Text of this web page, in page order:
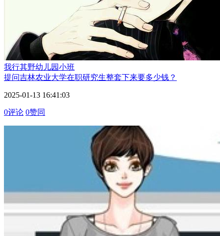
我行其野幼儿园小班
提问吉林农业大学在职研究生整套下来要多少钱？
2025-01-13 16:41:03
0评论 0赞同